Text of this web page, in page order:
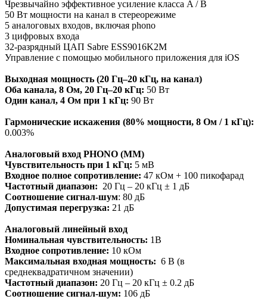
Чрезвычайно эффективное усиление класса A / B
50 Вт мощности на канал в стереорежиме
5 аналоговых входов, включая phono
3 цифровых входа
32-разрядный ЦАП Sabre ESS9016K2M
Управление с помощью мобильного приложения для iOS
Выходная мощность (20 Гц–20 кГц, на канал)
Оба канала, 8 Ом, 20 Гц–20 кГц: 50 Вт
Один канал, 4 Ом при 1 кГц: 90 Вт
Гармонические искажения (80% мощности, 8 Ом / 1 кГц):
0.003%
Аналоговый вход PHONO (MM)
Чувствительность при 1 кГц: 5 мВ
Входное полное сопротивление: 47 кОм + 100 пикофарад
Частотный диапазон: 20 Гц – 20 кГц ± 1 дБ
Соотношение сигнал-шум: 80 дБ
Допустимая перегрузка: 21 дБ
Аналоговый линейный вход
Номинальная чувствительность: 1В
Входное сопротивление: 10 кОм
Максимальная входная мощность: 6 В (в
среднеквадратичном значении)
Частотный диапазон: 20 Гц – 20 кГц ± 0.2 дБ
Соотношение сигнал-шум: 106 дБ